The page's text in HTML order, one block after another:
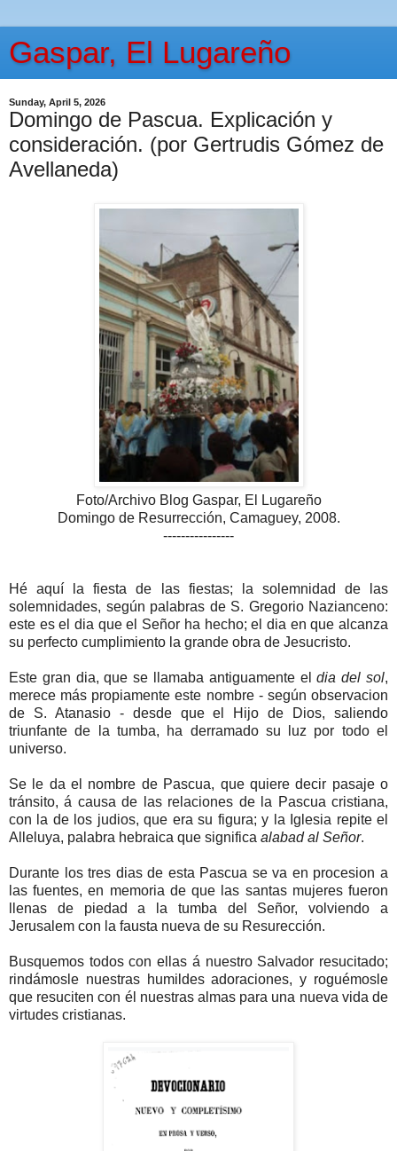
Gaspar, El Lugareño
Sunday, April 5, 2026
Domingo de Pascua. Explicación y
consideración. (por Gertrudis Gómez de
Avellaneda)
Foto/Archivo Blog Gaspar, El Lugareño
Domingo de Resurrección, Camaguey, 2008.
----------------
Hé aquí la fiesta de las fiestas; la solemnidad de las
solemnidades, según palabras de S. Gregorio Nazianceno:
este es el dia que el Señor ha hecho; el dia en que alcanza
su perfecto cumplimiento la grande obra de Jesucristo.
Este gran dia, que se llamaba antiguamente eldia del sol,
merece más propiamente este nombre - según observacion
de S. Atanasio - desde que el Hijo de Dios, saliendo
triunfante de la tumba, ha derramado su luz por todo el
universo.
Se le da el nombre de Pascua, que quiere decir pasaje o
tránsito, á causa de las relaciones de la Pascua cristiana,
con la de los judios, que era su figura; y la Iglesia repite el
Alleluya, palabra hebraica que significa alabad al Señor.
Durante los tres dias de esta Pascua se va en procesion a
las fuentes, en memoria de que las santas mujeres fueron
llenas de piedad a la tumba del Señor, volviendo a
Jerusalem con la fausta nueva de su Resurección.
Busquemos todos con ellas á nuestro Salvador resucitado;
rindámosle nuestras humildes adoraciones, y roguémosle
que resuciten con él nuestras almas para una nueva vida de
virtudes cristianas.